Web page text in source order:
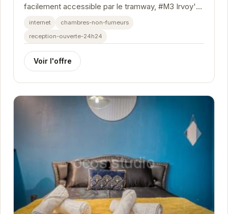
facilement accessible par le tramway, #M3 Irvoy's
mystery propose un hébergement confortable et...
internet
chambres-non-fumeurs
reception-ouverte-24h24
Voir l'offre